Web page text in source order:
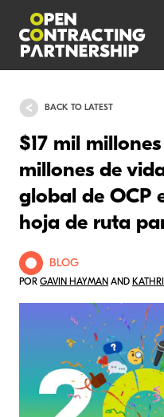
BACK TO LATEST
$17 mil
millones de
global de OCP
hoja de ruta
BLOG
POR GAVIN HAYMAN AND